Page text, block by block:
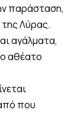
παράσταση,
Λύρας.
αγάλματα,
αθέατο
που